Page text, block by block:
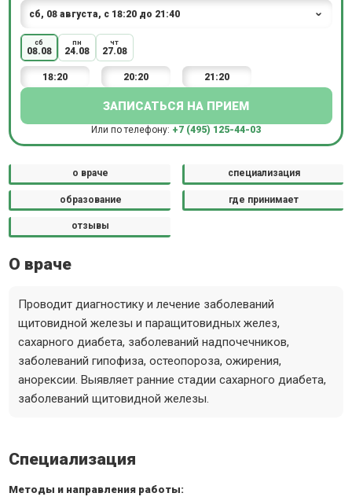
сб
08.08
пн
24.08
чт
27.08
18:20 20:20 21:20
ЗАПИСАТЬСЯ НА ПРИЕМ
Или по телефону: +7 (495) 125-44-03
о враче специализация
образование где принимает
отзывы
О враче
Проводит диагностику и лечение заболеваний
щитовидной железы и паращитовидных желез,
сахарного диабета, заболеваний надпочечников,
заболеваний гипофиза, остеопороза, ожирения,
анорексии. Выявляет ранние стадии сахарного диабета,
заболеваний щитовидной железы.
Специализация
Методы и направления работы: